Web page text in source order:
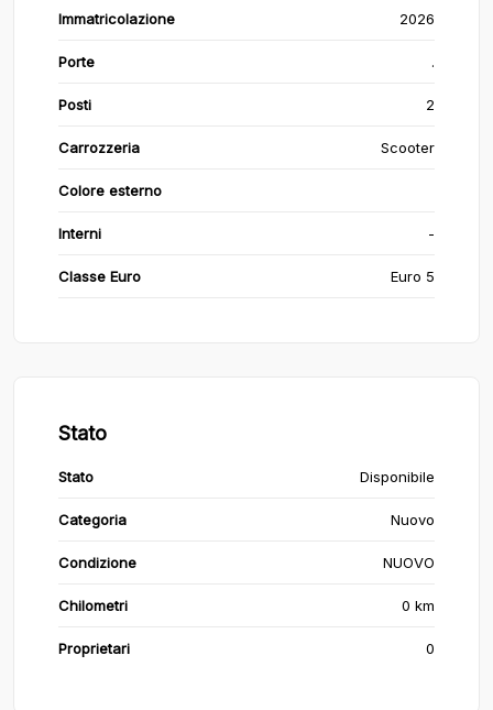
Immatricolazione 2026
Porte .
Posti 2
Carrozzeria Scooter
Colore esterno
Interni -
Classe Euro Euro 5
Stato
Stato Disponibile
Categoria Nuovo
Condizione NUOVO
Chilometri 0 km
Proprietari 0